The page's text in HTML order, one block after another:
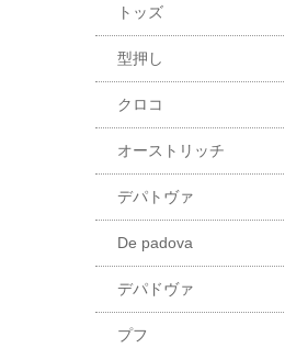
トッズ
型押し
クロコ
オーストリッチ
デパトヴァ
De padova
デパドヴァ
プフ